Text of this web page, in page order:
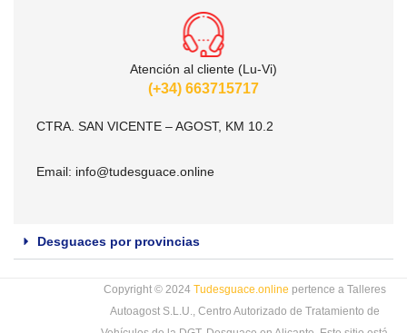
Atención al cliente (Lu-Vi)
(+34) 663715717
CTRA. SAN VICENTE – AGOST, KM 10.2
Email: info@tudesguace.online
Desguaces por provincias
Copyright © 2024 Tudesguace.online pertence a Talleres
Autoagost S.L.U., Centro Autorizado de Tratamiento de